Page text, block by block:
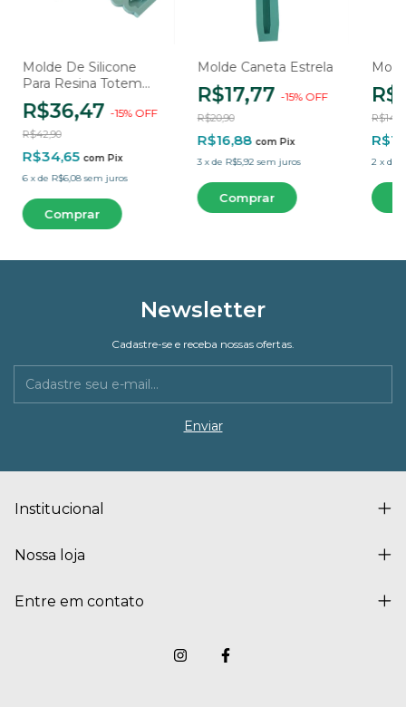
Molde De Silicone
Para Resina Totem
Jesus - 2 Cavidades
R$36,47 -15% OFF
R$42,90
R$34,65 com Pix
6 xde R$6,08 sem juros
Molde Caneta Estrela
R$17,77 -15% OFF
R$20,90
R$16,88 com Pix
3 xde R$5,92 sem juros 2 x de
Newsletter
Cadastre-se e receba nossas ofertas.
Institucional
Nossa loja
Entre em contato